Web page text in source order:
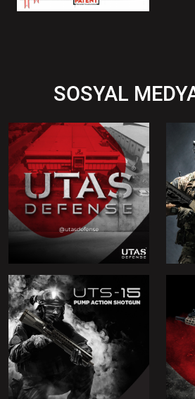
SOSYAL